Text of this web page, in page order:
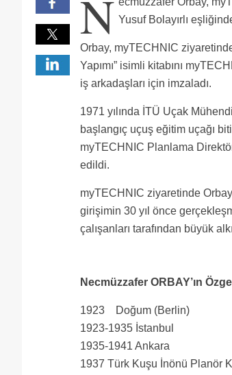
ederim
Arkadaslar Zafer Bey ITU de
UNLU RAUF ORBAY IN
adamin mayasi saglam
N Yusuf Bolayırlı
Orbay, myTECHNIC
Yapımı” isimli kitabını
iş arkadaşları için imzaladı.
1971 yılında İTÜ Uçak
başlangıç uçuş eğitim uçağı
myTECHNIC Planlama
edildi.
myTECHNIC ziyaretinde
girişimin 30 yıl önce
çalışanları tarafından büyük
Necmüzzafer ORBAY’ın
1923 Doğum (Berlin)
1923-1935 İstanbul
1935-1941 Ankara
1937 Türk Kuşu İnönü Planör